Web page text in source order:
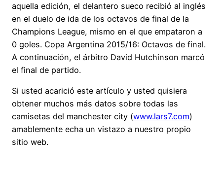
aquella edición, el delantero sueco recibió al inglés
en el duelo de ida de los octavos de final de la
Champions League, mismo en el que empataron a
0 goles. Copa Argentina 2015/16: Octavos de final.
A continuación, el árbitro David Hutchinson marcó
el final de partido.
Si usted acarició este artículo y usted quisiera
obtener muchos más datos sobre todas las
camisetas del manchester city (www.lars7.com)
amablemente echa un vistazo a nuestro propio
sitio web.